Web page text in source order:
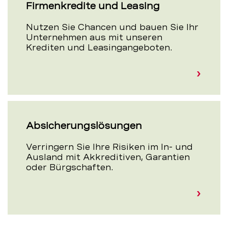
Firmenkredite und Leasing
Nutzen Sie Chancen und bauen Sie Ihr
Unternehmen aus mit unseren
Krediten und Leasingangeboten.
Absicherungslösungen
Verringern Sie Ihre Risiken im In- und
Ausland mit Akkreditiven, Garantien
oder Bürgschaften.